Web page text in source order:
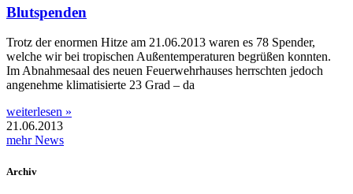
Blutspenden
Trotz der enormen Hitze am 21.06.2013 waren es 78 Spender,
welche wir bei tropischen Außentemperaturen begrüßen konnten.
Im Abnahmesaal des neuen Feuerwehrhauses herrschten jedoch
angenehme klimatisierte 23 Grad – da
weiterlesen »
21.06.2013
mehr News
Archiv